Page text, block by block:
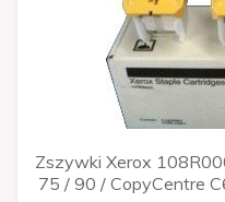
Zszywki Xerox
75 / 90 / CopyCentre